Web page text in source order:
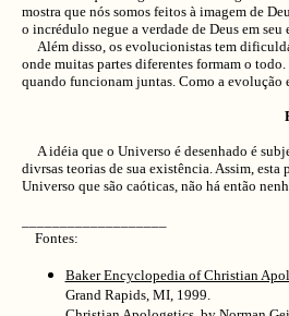
mostra que nós somos feitos à imagem de
o incrédulo negue a verdade de Deus em
Além disso, os evolucionistas tem
onde muitas partes diferentes formam o
quando funcionam juntas. Como a evolução
A idéia que o Universo é desenhado é
divrsas teorias de sua existência. Assim,
Universo que são caóticas, não há então
Fontes:
Baker Encyclopedia of Christian
Grand Rapids, MI, 1999.